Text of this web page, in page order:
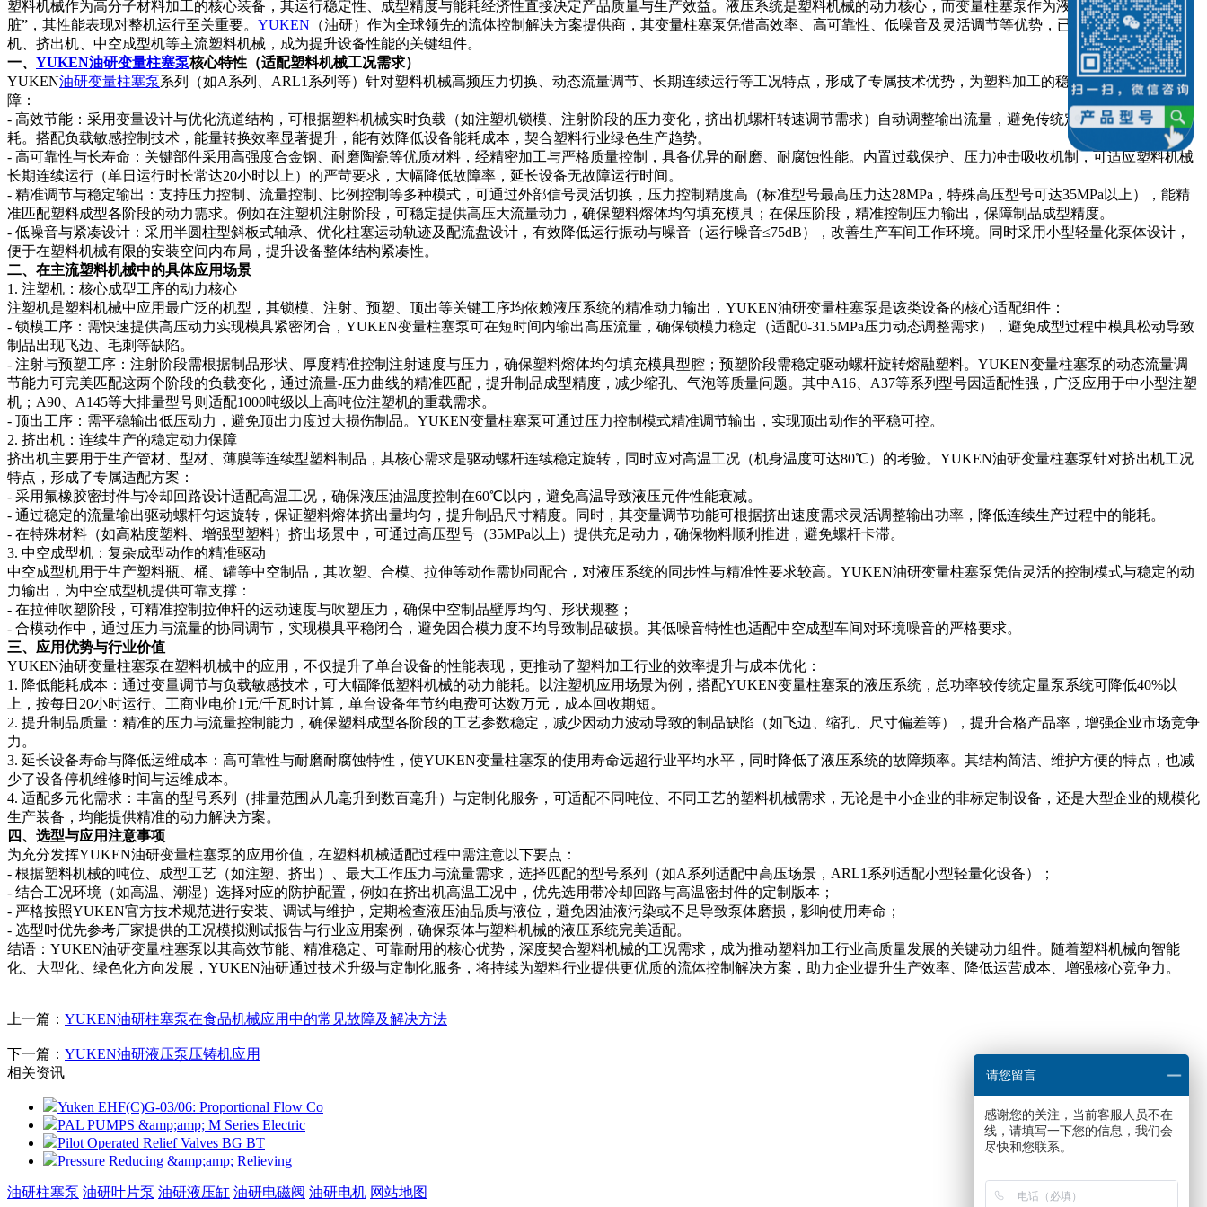
塑料机械作为高分子材料加工的核心装备，其运行稳定性、成型精度与能耗经济性直接决定产品质量与生产效益。液压系统是塑料机械的动力核心，而变量柱塞泵作为液压系统的“动力心
脏”，其性能表现对整机运行至关重要。 YUKEN （油研）作为全球领先的流体控制解决方案提供商，其变量柱塞泵凭借高效率、高可靠性、低噪音及灵活调节等优势，已广泛应用于注塑
机、挤出机、中空成型机等主流塑料机械，成为提升设备性能的关键组件。
一、 YUKEN油研变量柱塞泵核心特性（适配塑料机械工况需求）
YUKEN油研变量柱塞泵系列（如A系列、ARL1系列等）针对塑料机械高频压力切换、动态流量调节、长期连续运行等工况特点，形成了专属技术优势，为塑料加工的稳定高效提供基础保
障：
- 高效节能：采用变量设计与优化流道结构，可根据塑料机械实时负载（如注塑机锁模、注射阶段的压力变化，挤出机螺杆转速调节需求）自动调整输出流量，避免传统定量泵的溢流能量损
耗。搭配负载敏感控制技术，能量转换效率显著提升，能有效降低设备能耗成本，契合塑料行业绿色生产趋势。
- 高可靠性与长寿命：关键部件采用高强度合金钢、耐磨陶瓷等优质材料，经精密加工与严格质量控制，具备优异的耐磨、耐腐蚀性能。内置过载保护、压力冲击吸收机制，可适应塑料机械
长期连续运行（单日运行时长常达20小时以上）的严苛要求，大幅降低故障率，延长设备无故障运行时间。
- 精准调节与稳定输出：支持压力控制、流量控制、比例控制等多种模式，可通过外部信号灵活切换，压力控制精度高（标准型号最高压力达28MPa，特殊高压型号可达35MPa以上），能精
准匹配塑料成型各阶段的动力需求。例如在注塑机注射阶段，可稳定提供高压大流量动力，确保塑料熔体均匀填充模具；在保压阶段，精准控制压力输出，保障制品成型精度。
- 低噪音与紧凑设计：采用半圆柱型斜板式轴承、优化柱塞运动轨迹及配流盘设计，有效降低运行振动与噪音（运行噪音≤75dB），改善生产车间工作环境。同时采用小型轻量化泵体设计，
便于在塑料机械有限的安装空间内布局，提升设备整体结构紧凑性。
二、在主流塑料机械中的具体应用场景
1. 注塑机：核心成型工序的动力核心
注塑机是塑料机械中应用最广泛的机型，其锁模、注射、预塑、顶出等关键工序均依赖液压系统的精准动力输出，YUKEN油研变量柱塞泵是该类设备的核心适配组件：
- 锁模工序：需快速提供高压动力实现模具紧密闭合，YUKEN变量柱塞泵可在短时间内输出高压流量，确保锁模力稳定（适配0-31.5MPa压力动态调整需求），避免成型过程中模具松动导致
制品出现飞边、毛刺等缺陷。
- 注射与预塑工序：注射阶段需根据制品形状、厚度精准控制注射速度与压力，确保塑料熔体均匀填充模具型腔；预塑阶段需稳定驱动螺杆旋转熔融塑料。YUKEN变量柱塞泵的动态流量调
节能力可完美匹配这两个阶段的负载变化，通过流量-压力曲线的精准匹配，提升制品成型精度，减少缩孔、气泡等质量问题。其中A16、A37等系列型号因适配性强，广泛应用于中小型注塑
机；A90、A145等大排量型号则适配1000吨级以上高吨位注塑机的重载需求。
- 顶出工序：需平稳输出低压动力，避免顶出力度过大损伤制品。YUKEN变量柱塞泵可通过压力控制模式精准调节输出，实现顶出动作的平稳可控。
2. 挤出机：连续生产的稳定动力保障
挤出机主要用于生产管材、型材、薄膜等连续型塑料制品，其核心需求是驱动螺杆连续稳定旋转，同时应对高温工况（机身温度可达80℃）的考验。YUKEN油研变量柱塞泵针对挤出机工况
特点，形成了专属适配方案：
- 采用氟橡胶密封件与冷却回路设计适配高温工况，确保液压油温度控制在60℃以内，避免高温导致液压元件性能衰减。
- 通过稳定的流量输出驱动螺杆匀速旋转，保证塑料熔体挤出量均匀，提升制品尺寸精度。同时，其变量调节功能可根据挤出速度需求灵活调整输出功率，降低连续生产过程中的能耗。
- 在特殊材料（如高粘度塑料、增强型塑料）挤出场景中，可通过高压型号（35MPa以上）提供充足动力，确保物料顺利推进，避免螺杆卡滞。
3. 中空成型机：复杂成型动作的精准驱动
中空成型机用于生产塑料瓶、桶、罐等中空制品，其吹塑、合模、拉伸等动作需协同配合，对液压系统的同步性与精准性要求较高。YUKEN油研变量柱塞泵凭借灵活的控制模式与稳定的动
力输出，为中空成型机提供可靠支撑：
- 在拉伸吹塑阶段，可精准控制拉伸杆的运动速度与吹塑压力，确保中空制品壁厚均匀、形状规整；
- 合模动作中，通过压力与流量的协同调节，实现模具平稳闭合，避免因合模力度不均导致制品破损。其低噪音特性也适配中空成型车间对环境噪音的严格要求。
三、应用优势与行业价值
YUKEN油研变量柱塞泵在塑料机械中的应用，不仅提升了单台设备的性能表现，更推动了塑料加工行业的效率提升与成本优化：
1. 降低能耗成本：通过变量调节与负载敏感技术，可大幅降低塑料机械的动力能耗。以注塑机应用场景为例，搭配YUKEN变量柱塞泵的液压系统，总功率较传统定量泵系统可降低40%以
上，按每日20小时运行、工商业电价1元/千瓦时计算，单台设备年节约电费可达数万元，成本回收期短。
2. 提升制品质量：精准的压力与流量控制能力，确保塑料成型各阶段的工艺参数稳定，减少因动力波动导致的制品缺陷（如飞边、缩孔、尺寸偏差等），提升合格产品率，增强企业市场竞争
力。
3. 延长设备寿命与降低运维成本：高可靠性与耐磨耐腐蚀特性，使YUKEN变量柱塞泵的使用寿命远超行业平均水平，同时降低了液压系统的故障频率。其结构简洁、维护方便的特点，也减
少了设备停机维修时间与运维成本。
4. 适配多元化需求：丰富的型号系列（排量范围从几毫升到数百毫升）与定制化服务，可适配不同吨位、不同工艺的塑料机械需求，无论是中小企业的非标定制设备，还是大型企业的规模化
生产装备，均能提供精准的动力解决方案。
四、选型与应用注意事项
为充分发挥YUKEN油研变量柱塞泵的应用价值，在塑料机械适配过程中需注意以下要点：
- 根据塑料机械的吨位、成型工艺（如注塑、挤出）、最大工作压力与流量需求，选择匹配的型号系列（如A系列适配中高压场景，ARL1系列适配小型轻量化设备）；
- 结合工况环境（如高温、潮湿）选择对应的防护配置，例如在挤出机高温工况中，优先选用带冷却回路与高温密封件的定制版本；
- 严格按照YUKEN官方技术规范进行安装、调试与维护，定期检查液压油品质与液位，避免因油液污染或不足导致泵体磨损，影响使用寿命；
- 选型时优先参考厂家提供的工况模拟测试报告与行业应用案例，确保泵体与塑料机械的液压系统完美适配。
结语：YUKEN油研变量柱塞泵以其高效节能、精准稳定、可靠耐用的核心优势，深度契合塑料机械的工况需求，成为推动塑料加工行业高质量发展的关键动力组件。随着塑料机械向智能
化、大型化、绿色化方向发展，YUKEN油研通过技术升级与定制化服务，将持续为塑料行业提供更优质的流体控制解决方案，助力企业提升生产效率、降低运营成本、增强核心竞争力。
上一篇： YUKEN油研柱塞泵在食品机械应用中的常见故障及解决方法
下一篇： YUKEN油研液压泵压铸机应用
相关资讯
Yuken EHF(C)G-03/06: Proportional Flow Co
PAL PUMPS &amp;amp; M Series Electric
Pilot Operated Relief Valves BG BT
Pressure Reducing &amp;amp; Relieving
油研柱塞泵 油研叶片泵 油研液压缸 油研电磁阀 油研电机 网站地图
请您留言
感谢您的关注，当前客服人员不在
线，请填写一下您的信息，我们会
尽快和您联系。